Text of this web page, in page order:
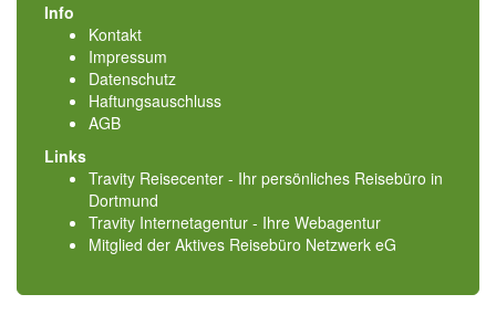
Info
Kontakt
Impressum
Datenschutz
Haftungsauschluss
AGB
Links
Travity Reisecenter - Ihr persönliches Reisebüro in
Dortmund
Travity Internetagentur - Ihre Webagentur
Mitglied der Aktives Reisebüro Netzwerk eG